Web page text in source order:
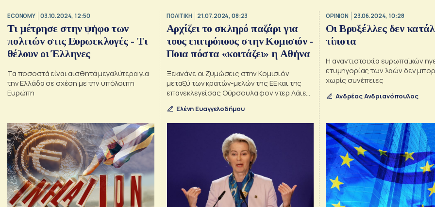
ECONOMY 03.10.2024, 12:50
Τι μέτρησε στην ψήφο των
πολιτών στις Ευρωεκλογές - Τι
θέλουν οι Έλληνες
Τα ποσοστά είναι αισθητά μεγαλύτερα για
την Ελλάδα σε σχέση με την υπόλοιπη
Ευρώπη
ΠΟΛΙΤΙΚΗ 21.07.2024, 08:23
Αρχίζει το σκληρό παζάρι για
τους επιτρόπους στην Κομισιόν -
Ποια πόστα «κοιτάζει» η Αθήνα
Ξεκινάνε οι ζυμώσεις στην Κομισιόν
μεταξύ των κρατών-μελών της ΕΕ και της
επανεκλεγείσας Ούρσουλα φον ντερ Λάιεν
Επιτροπής
Ελένη Ευαγγελοδήμου
OPINION 23.06.2024, 10:28
Οι Βρυξέλλες δεν
τίποτα
Η αναντιστοιχία ευρωπαϊκών
ετυμηγορίας των λαών δεν
χωρίς συνέπειες
Ανδρέας Ανδριανόπουλος